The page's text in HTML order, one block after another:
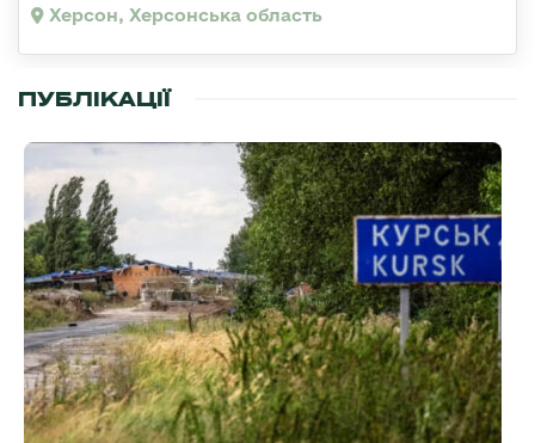
Херсон, Херсонська область
ПУБЛІКАЦІЇ